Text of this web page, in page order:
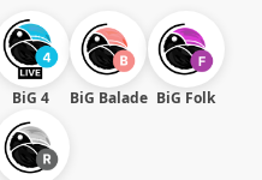
BiG 4 BiG Balade BiG Folk